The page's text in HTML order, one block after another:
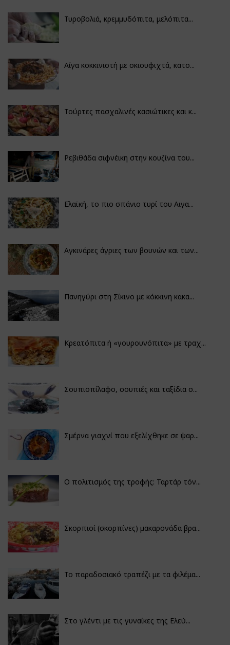
Τυροβολιά, κρεμμυδόπιτα, μελόπιτα...
Αίγα κοκκινιστή με σκιουφιχτά, κατσ...
Τούρτες πασχαλινές κασιώτικες και κ...
Ρεβιθάδα σιφνέικη στην κουζίνα του...
Ελαϊκή, το πιο σπάνιο τυρί του Αιγα...
Αγκινάρες άγριες των βουνών και των...
Πανηγύρι στη Σίκινο με κόκκινη κακα...
Κρεατόπιτα ή «γουρουνόπιτα» με τραχ...
Σουπιοπίλαφο, σουπιές και ταξίδια σ...
Σμέρνα γιαχνί που εξελίχθηκε σε ψαρ...
Ο πολιτισμός της τροφής: Ταρτάρ τόν...
Σκορπιοί (σκορπίνες) μακαρονάδα βρα...
Το παραδοσιακό τραπέζι με τα φιλέμα...
Στο γλέντι με τις γυναίκες της Ελεύ...